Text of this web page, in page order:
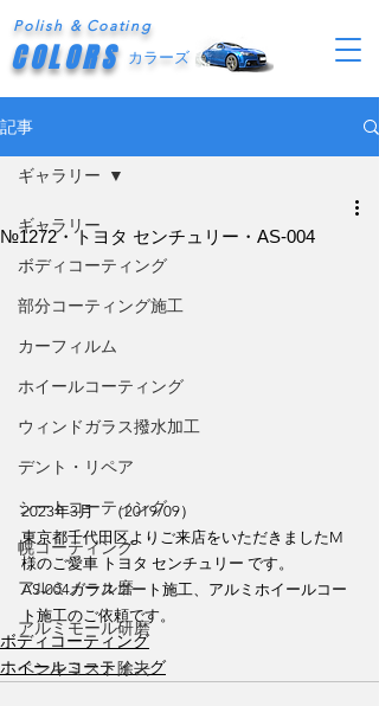
Polish & Coating
COLORS カラーズ
記事
ギャラリー
ボディコーティング
部分コーティング施工
カーフィルム
ホイールコーティング
ウィンドガラス撥水加工
デント・リペア
シートコーティング
幌コーティング
アルミノール磨
アルミモール研磨
ペンキミスト除去
ギャラリー
№1272・トヨタ センチュリー・AS-004
2023年3月　（2019/09）
東京都千代田区よりご来店をいただきましたM
様のご愛車 トヨタ センチュリー です。
AS-004ガラスコート施工、アルミホイールコー
ト施工のご依頼です。
ボディコーティング
ホイールコーティング